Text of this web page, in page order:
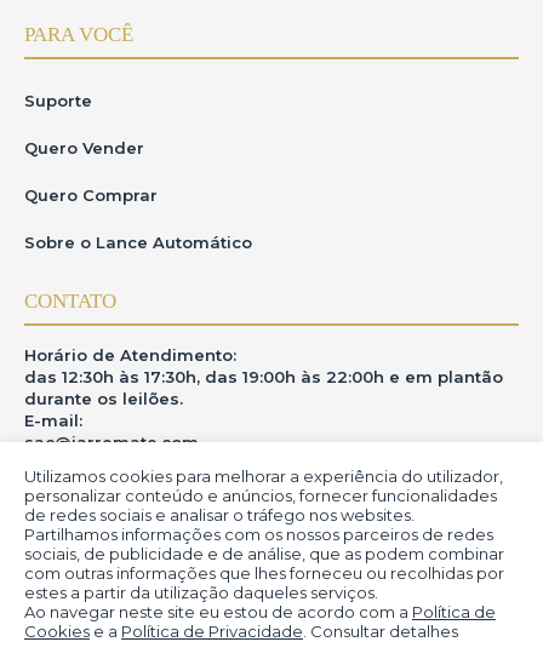
Utilizamos cookies para melhorar a experiência do utilizador,
personalizar conteúdo e anúncios, fornecer funcionalidades
de redes sociais e analisar o tráfego nos websites.
Partilhamos informações com os nossos parceiros de redes
sociais, de publicidade e de análise, que as podem combinar
com outras informações que lhes forneceu ou recolhidas por
estes a partir da utilização daqueles serviços.
Ao navegar neste site eu estou de acordo com a Política de
Cookies e a Política de Privacidade . Consultar detalhes
PARA VOCÊ
Suporte
Quero Vender
Quero Comprar
Sobre o Lance Automático
CONTATO
Horário de Atendimento:
das 12:30h às 17:30h, das 19:00h às 22:00h e em plantão
durante os leilões.
E-mail:
sac@iarremate.com
ONDE ESTAMOS
R. Heitor Modesto, 28 - Estação São Lourenço - MG
CEP: 37470-000